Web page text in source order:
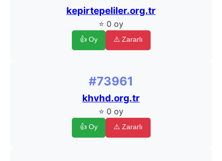
kepirtepeliler.org.tr
⭐ 0 oy
👍 Oy ⚠️ Zararlı
#73961
khvhd.org.tr
⭐ 0 oy
👍 Oy ⚠️ Zararlı